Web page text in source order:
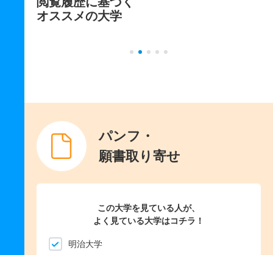
オススメの大学
パンフ・
願書取り寄せ
この大学を見ている人が、
よく見ている大学はコチラ！
明治大学